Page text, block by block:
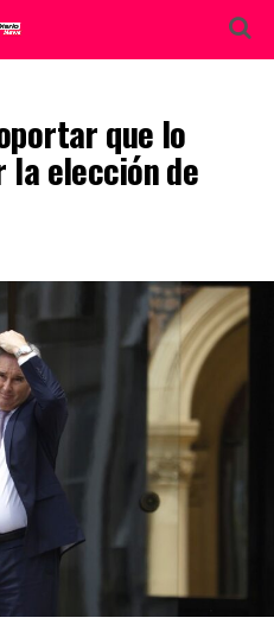
que lo
elección de